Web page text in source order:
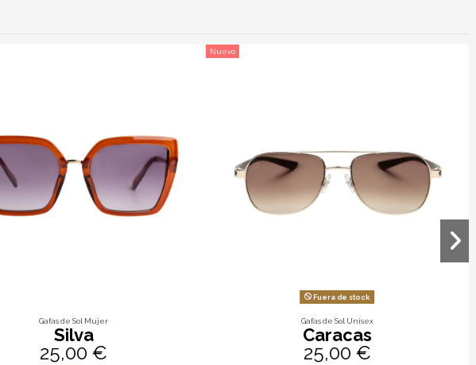
Gafas de Sol Mujer
Silva
25,00 €
Nuevo
Fuera de stock
Gafas de Sol Unisex
Caracas
25,00 €